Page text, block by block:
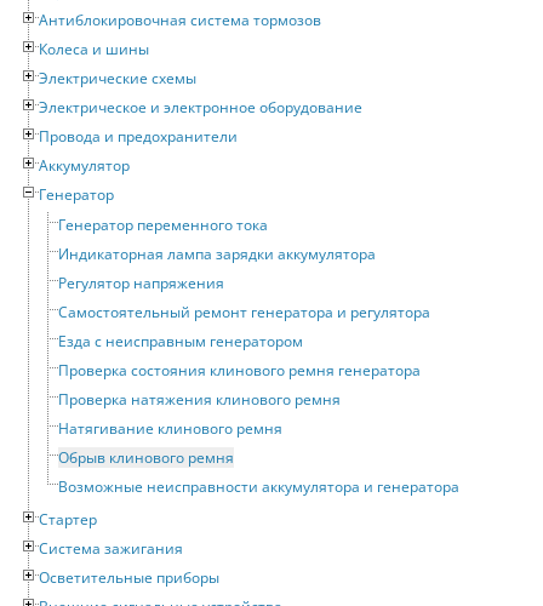
Антиблокировочная система тормозов
Колеса и шины
Электрические схемы
Электрическое и электронное оборудование
Провода и предохранители
Аккумулятор
Генератор
Генератор переменного тока
Индикаторная лампа зарядки аккумулятора
Регулятор напряжения
Самостоятельный ремонт генератора и регулятора
Езда с неисправным генератором
Проверка состояния клинового ремня генератора
Проверка натяжения клинового ремня
Натягивание клинового ремня
Обрыв клинового ремня
Возможные неисправности аккумулятора и генератора
Стартер
Система зажигания
Осветительные приборы